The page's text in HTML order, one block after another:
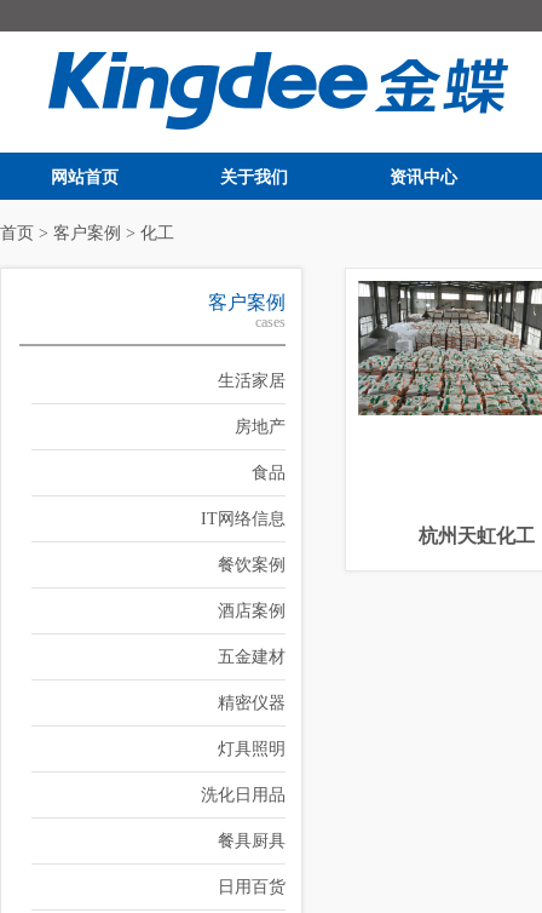
网站首页 关于我们 资讯中心
首页 > 客户案例 > 化工
客户案例
cases
生活家居
房地产
食品
IT网络信息
餐饮案例
酒店案例
五金建材
精密仪器
灯具照明
洗化日用品
餐具厨具
日用百货
杭州天虹化工